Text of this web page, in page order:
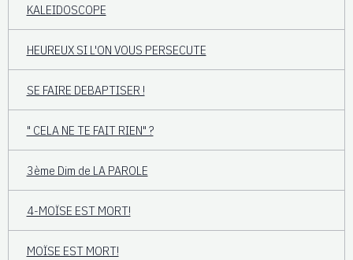
KALEIDOSCOPE
HEUREUX SI L'ON VOUS PERSECUTE
SE FAIRE DEBAPTISER !
" CELA NE TE FAIT RIEN" ?
3ème Dim de LA PAROLE
4-MOÏSE EST MORT!
MOÏSE EST MORT!